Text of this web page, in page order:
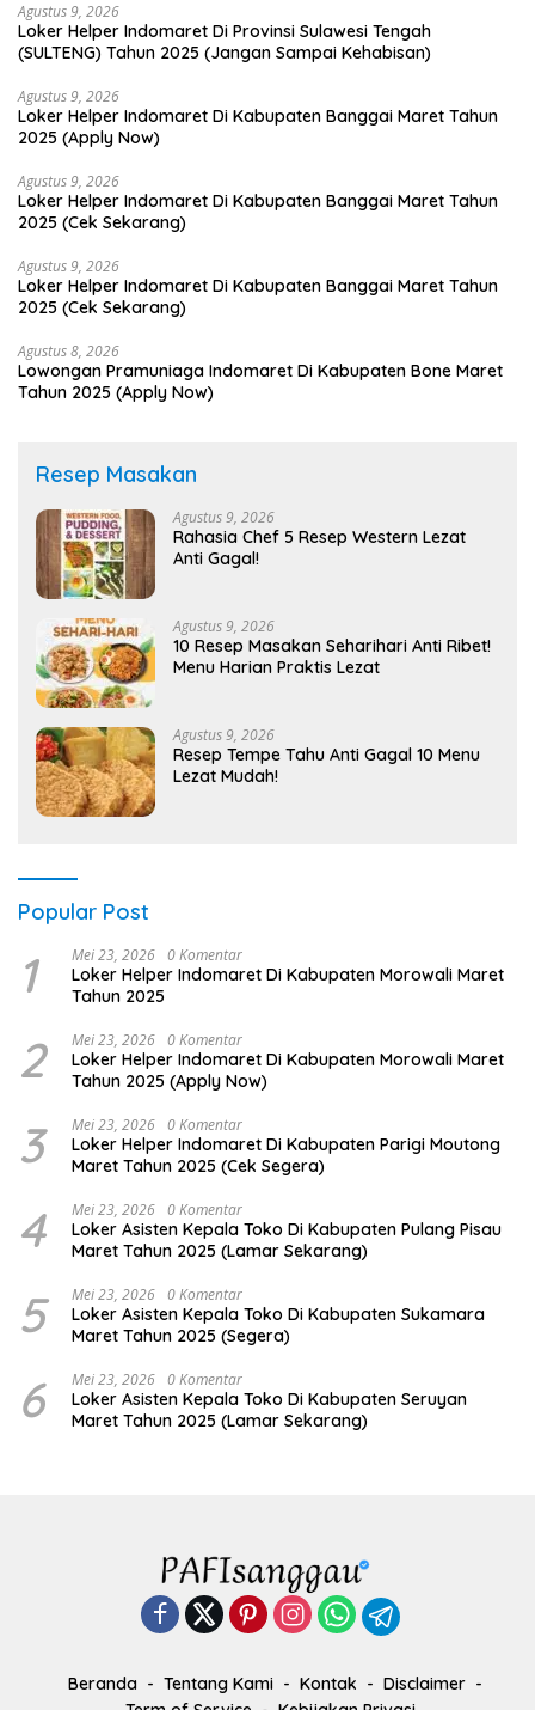
Agustus 9, 2026
Loker Helper Indomaret Di Provinsi Sulawesi Tengah
(SULTENG) Tahun 2025 (Jangan Sampai Kehabisan)
Agustus 9, 2026
Loker Helper Indomaret Di Kabupaten Banggai Maret Tahun
2025 (Apply Now)
Agustus 9, 2026
Loker Helper Indomaret Di Kabupaten Banggai Maret Tahun
2025 (Cek Sekarang)
Agustus 9, 2026
Loker Helper Indomaret Di Kabupaten Banggai Maret Tahun
2025 (Cek Sekarang)
Agustus 8, 2026
Lowongan Pramuniaga Indomaret Di Kabupaten Bone Maret
Tahun 2025 (Apply Now)
Resep Masakan
Agustus 9, 2026
Rahasia Chef 5 Resep Western Lezat
Anti Gagal!
Agustus 9, 2026
10 Resep Masakan Seharihari Anti Ribet!
Menu Harian Praktis Lezat
Agustus 9, 2026
Resep Tempe Tahu Anti Gagal 10 Menu
Lezat Mudah!
Popular Post
1 Mei 23, 2026 0 Komentar
Loker Helper Indomaret Di Kabupaten Morowali Maret
Tahun 2025
2 Mei 23, 2026 0 Komentar
Loker Helper Indomaret Di Kabupaten Morowali Maret
Tahun 2025 (Apply Now)
3 Mei 23, 2026 0 Komentar
Loker Helper Indomaret Di Kabupaten Parigi Moutong
Maret Tahun 2025 (Cek Segera)
4 Mei 23, 2026 0 Komentar
Loker Asisten Kepala Toko Di Kabupaten Pulang Pisau
Maret Tahun 2025 (Lamar Sekarang)
5 Mei 23, 2026 0 Komentar
Loker Asisten Kepala Toko Di Kabupaten Sukamara
Maret Tahun 2025 (Segera)
6 Mei 23, 2026 0 Komentar
Loker Asisten Kepala Toko Di Kabupaten Seruyan
Maret Tahun 2025 (Lamar Sekarang)
Beranda Tentang Kami Kontak
Disclaimer